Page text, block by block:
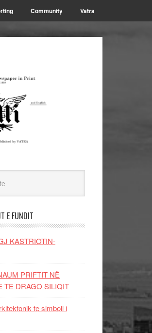
Community Vatra
E FUNDIT
KASTRIOTIN-
PRIFTIT NË
TE DRAGO SILIQIT
te simboli i